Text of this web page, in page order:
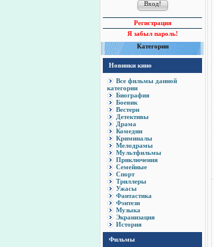
Регистрация
Я забыл пароль!
Категории
Новинки кино
Все фильмы данной
категории
Биография
Боевик
Вестерн
Детективы
Драма
Комедии
Криминалы
Мелодрамы
Мультфильмы
Приключения
Семейные
Спорт
Триллеры
Ужасы
Фантастика
Фэнтези
Музыка
Экранизация
История
Фильмы